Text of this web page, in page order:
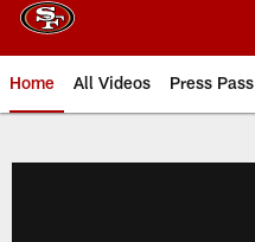
Home All Videos Press Pass